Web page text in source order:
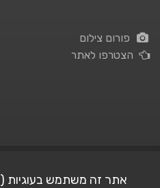
פורום צילום
הצטרפו לאתר